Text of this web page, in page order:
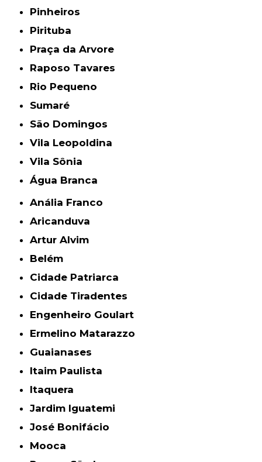
Pinheiros
Pirituba
Praça da Arvore
Raposo Tavares
Rio Pequeno
Sumaré
São Domingos
Vila Leopoldina
Vila Sônia
Água Branca
Anália Franco
Aricanduva
Artur Alvim
Belém
Cidade Patriarca
Cidade Tiradentes
Engenheiro Goulart
Ermelino Matarazzo
Guaianases
Itaim Paulista
Itaquera
Jardim Iguatemi
José Bonifácio
Mooca